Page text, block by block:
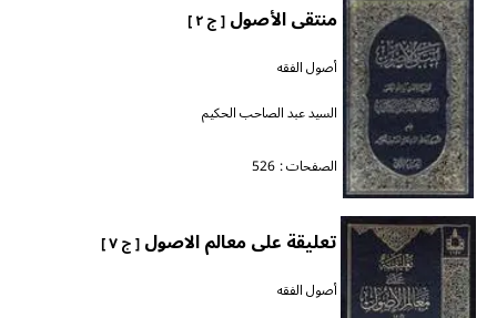
منتقى الأصول[ ج ٢ ]
أصول الفقه
السيد عبد الصاحب الحكيم
الصفحات : 526
تعليقة على معالم الاصول[ ج ٧ ]
أصول الفقه